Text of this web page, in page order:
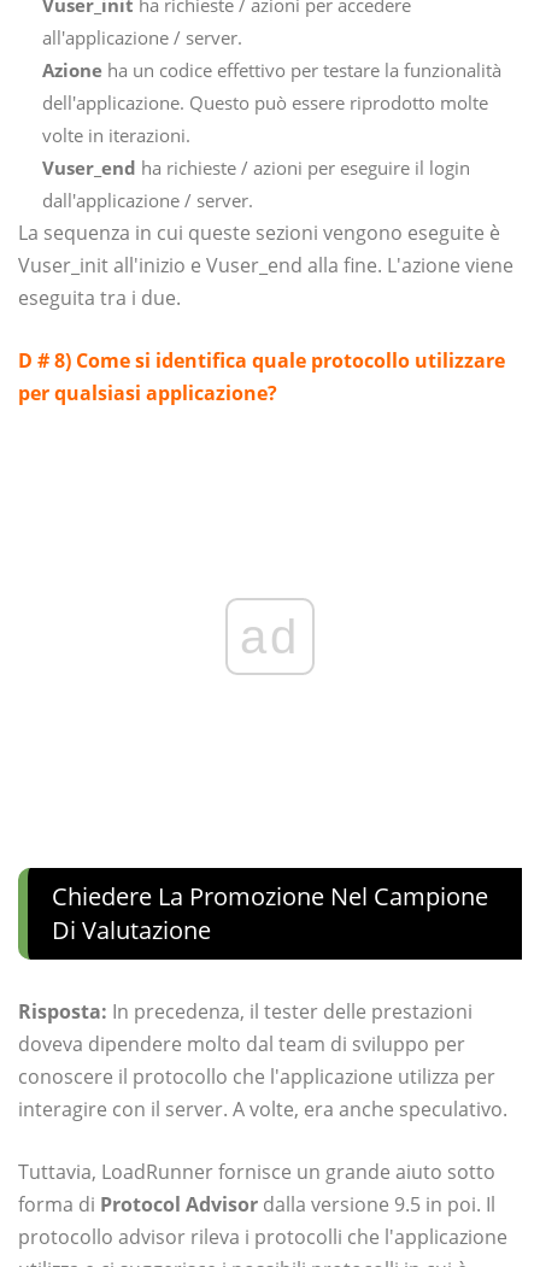
Vuser_init ha richieste / azioni per accedere
all'applicazione / server.
Azione ha un codice effettivo per testare la funzionalità
dell'applicazione. Questo può essere riprodotto molte
volte in iterazioni.
Vuser_end ha richieste / azioni per eseguire il login
dall'applicazione / server.
La sequenza in cui queste sezioni vengono eseguite è
Vuser_init all'inizio e Vuser_end alla fine. L'azione viene
eseguita tra i due.
D # 8) Come si identifica quale protocollo utilizzare
per qualsiasi applicazione?
ad
Chiedere La Promozione Nel Campione
Di Valutazione
Risposta: In precedenza, il tester delle prestazioni
doveva dipendere molto dal team di sviluppo per
conoscere il protocollo che l'applicazione utilizza per
interagire con il server. A volte, era anche speculativo.
Tuttavia, LoadRunner fornisce un grande aiuto sotto
forma di Protocol Advisor dalla versione 9.5 in poi. Il
protocollo advisor rileva i protocolli che l'applicazione